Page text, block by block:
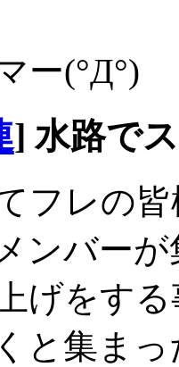
ー(°Д°)
] 水路で
フレの
ンバー
げをす
と集まっ